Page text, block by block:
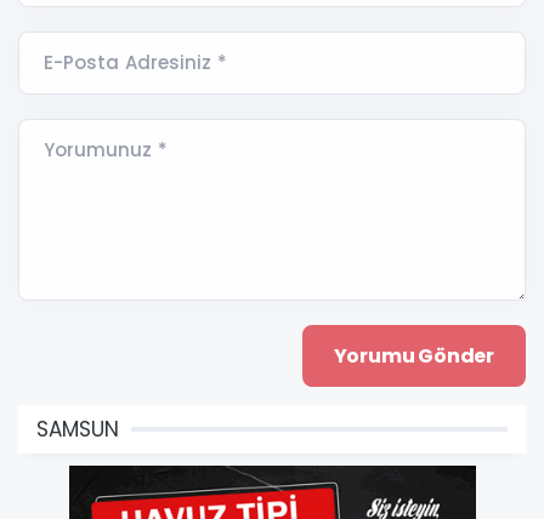
E-Posta Adresiniz *
Yorumunuz *
SAMSUN